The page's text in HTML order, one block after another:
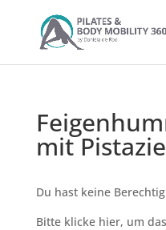
mit
Du hast keine
Bitte klicke hier, um